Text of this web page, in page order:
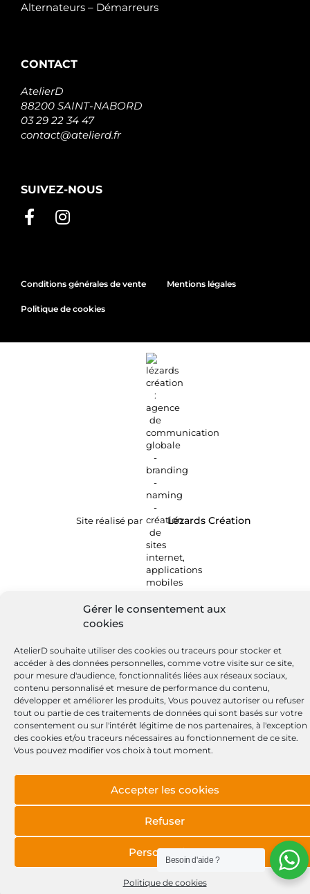
Gérer le consentement aux
cookies
AtelierD souhaite utiliser des cookies ou traceurs pour stocker et
accéder à des données personnelles, comme votre visite sur ce site,
pour mesure d'audience, fonctionnalités liées aux réseaux sociaux,
contenu personnalisé et mesure de performance du contenu,
développer et améliorer les produits, Vous pouvez autoriser ou refuser
tout ou partie de ces traitements de données qui sont basés sur votre
consentement ou sur l'intérêt légitime de nos partenaires, à l'exception
des cookies et/ou traceurs nécessaires au fonctionnement de ce site.
Vous pouvez modifier vos choix à tout moment.
Accepter les cookies
Refuser
Personnaliser
Politique de cookies
Alternateurs – Démarreurs
CONTACT
AtelierD
88200 SAINT-NABORD
03 29 22 34 47
contact@atelierd.fr
SUIVEZ-NOUS
Conditions générales de vente Mentions légales
Politique de cookies
Site réalisé par Lézards Création
Besoin d'aide ?